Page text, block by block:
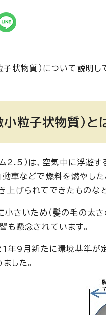
状物質）について説明し
粒子状物質）と
2.5）は、空気中に浮遊
動車などで燃料を燃やし
上げられてできたものな
さいため（髪の毛の太さ
も懸念されています。
年9月新たに環境基準が
した。